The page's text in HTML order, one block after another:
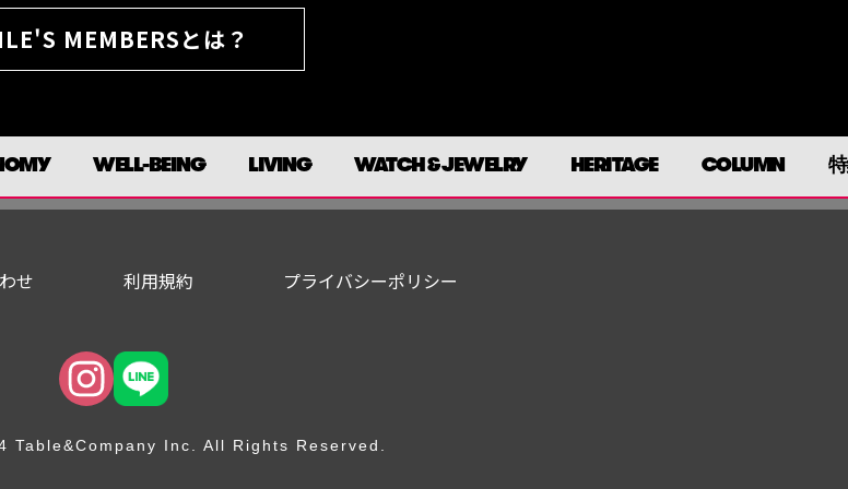
MEMBERSとは？
WELL-BEING LIVING WATCH & JEWELRY HERITAGE COLUMN
せ 利用規約 プライバシーポリシー
Table&Company Inc. All Rights Reserved.